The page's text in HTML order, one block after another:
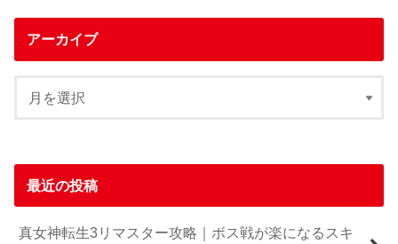
アーカイブ
最近の投稿
真女神転生3リマスター攻略｜ボス戦が楽になるスキ